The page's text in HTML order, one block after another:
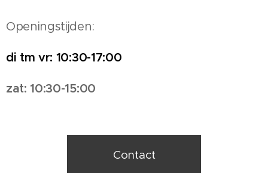
Openingstijden:
di tm vr: 10:30-17:00
zat: 10:30-15:00
Contact